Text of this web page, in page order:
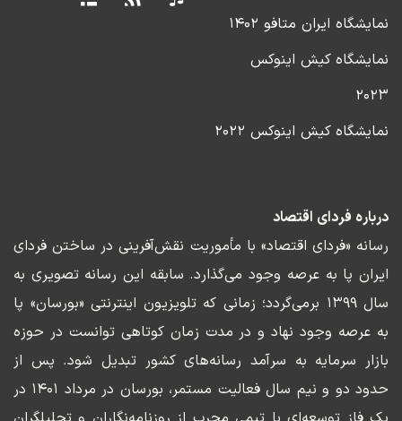
نمایشگاه ایران متافو ۱۴۰۲
نمایشگاه کیش اینوکس
۲۰۲۳
نمایشگاه کیش اینوکس ۲۰۲۲
درباره فردای اقتصاد
رسانه «فردای اقتصاد» با مأموریت نقش‌آفرینی در ساختن فردای
ایران پا به عرصه وجود می‌گذارد. سابقه این رسانه تصویری به
سال ۱۳۹۹ برمی‌گردد؛ زمانی که تلویزیون اینترنتی «بورسان» پا
به عرصه وجود نهاد و در مدت زمان کوتاهی توانست در حوزه
بازار سرمایه به سرآمد رسانه‌های کشور تبدیل شود. پس از
حدود دو و نیم سال فعالیت مستمر، بورسان در مرداد ۱۴۰۱ در